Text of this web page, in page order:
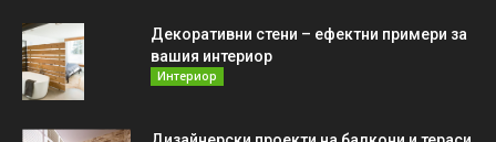
Декоративни стени – ефектни примери за
вашия интериор
Интериор